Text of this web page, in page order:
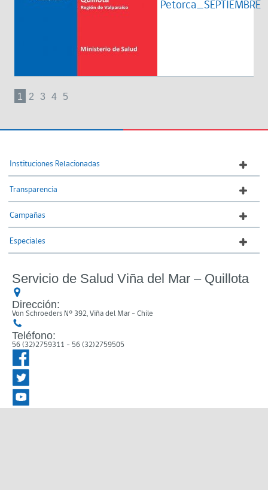
Petorca_SEPTIEMBRE
1 2 3 4 5
Instituciones Relacionadas
Transparencia
Campañas
Especiales
Servicio de Salud Viña del Mar – Quillota
Dirección:
Von Schroeders N° 392, Viña del Mar - Chile
Teléfono:
56 (32)2759311 - 56 (32)2759505